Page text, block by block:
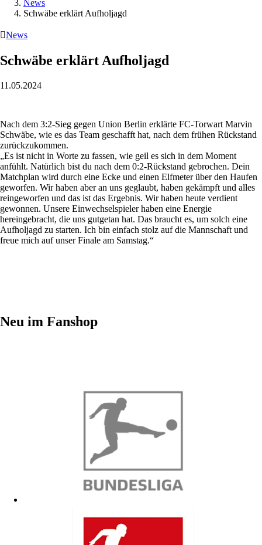
News
Schwäbe erklärt Aufholjagd
News
Schwäbe erklärt Aufholjagd
11.05.2024
Nach dem 3:2-Sieg gegen Union Berlin erklärte FC-Torwart Marvin
Schwäbe, wie es das Team geschafft hat, nach dem frühen Rückstand
zurückzukommen.
„Es ist nicht in Worte zu fassen, wie geil es sich in dem Moment
anfühlt. Natürlich bist du nach dem 0:2-Rückstand gebrochen. Dein
Matchplan wird durch eine Ecke und einen Elfmeter über den Haufen
geworfen. Wir haben aber an uns geglaubt, haben gekämpft und alles
reingeworfen und das ist das Ergebnis. Wir haben heute verdient
gewonnen. Unsere Einwechselspieler haben eine Energie
hereingebracht, die uns gutgetan hat. Das braucht es, um solch eine
Aufholjagd zu starten. Ich bin einfach stolz auf die Mannschaft und
freue mich auf unser Finale am Samstag.“
Neu im Fanshop